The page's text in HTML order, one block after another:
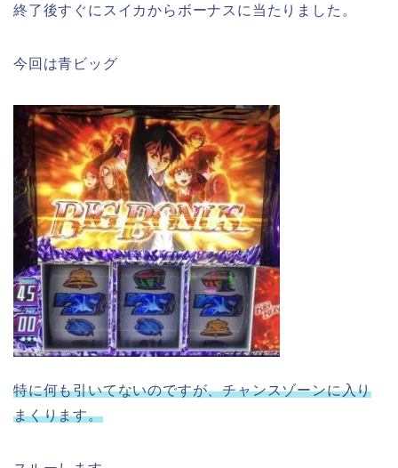
終了後すぐにスイカからボーナスに当たりました。
今回は青ビッグ
特に何も引いてないのですが、チャンスゾーンに入り
まくります。